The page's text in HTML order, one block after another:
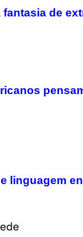
de
linguagem